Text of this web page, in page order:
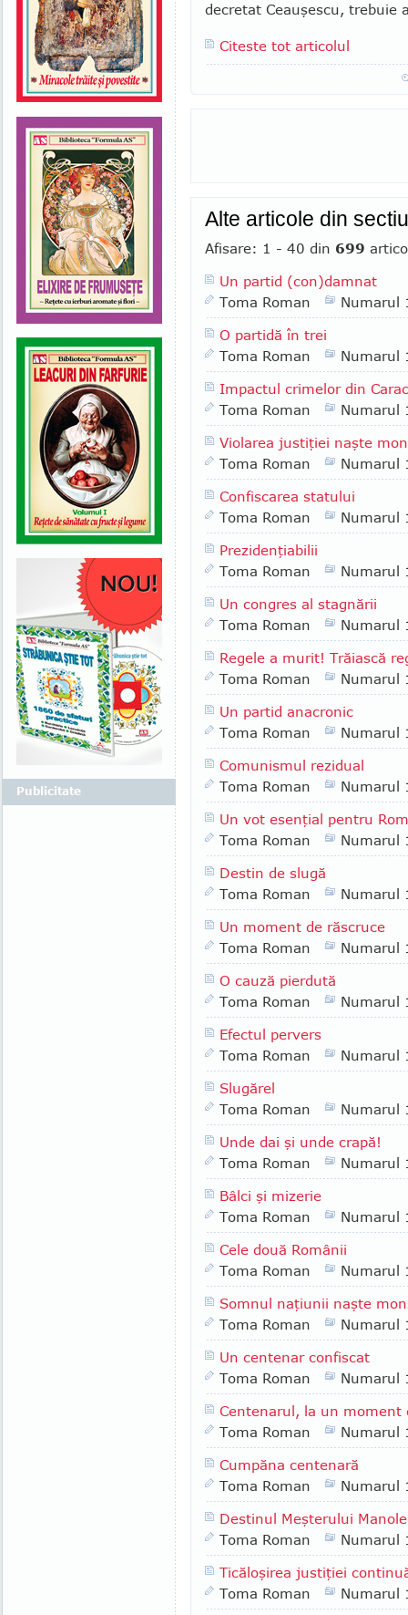
decretat Ceauşescu, trebuie
Citeste tot articolul
Alte articole din
Afisare: 1 - 40 din 699
Un partid (con)damnat
Toma Roman
Numarul
O partidă în trei
Toma Roman
Numarul
Impactul crimelor din
Toma Roman
Numarul
Violarea justiţiei naşte
Toma Roman
Numarul
Confiscarea statului
Toma Roman
Numarul
Prezidenţiabilii
Toma Roman
Numarul
Un congres al stagnării
Toma Roman
Numarul
Regele a murit! Trăiască
Toma Roman
Numarul
Un partid anacronic
Toma Roman
Numarul
Comunismul rezidual
Toma Roman
Numarul
Un vot esenţial pentru
Toma Roman
Numarul
Destin de slugă
Toma Roman
Numarul
Un moment de răscruce
Toma Roman
Numarul
O cauză pierdută
Toma Roman
Numarul
Efectul pervers
Toma Roman
Numarul
Slugărel
Toma Roman
Numarul
Unde dai şi unde crapă!
Toma Roman
Numarul
Bâlci şi mizerie
Toma Roman
Numarul
Cele două Românii
Toma Roman
Numarul
Somnul naţiunii naşte
Toma Roman
Numarul
Un centenar confiscat
Toma Roman
Numarul
Centenarul, la un moment
Toma Roman
Numarul
Cumpăna centenară
Toma Roman
Numarul
Destinul Meşterului Manole
Toma Roman
Numarul
Ticăloşirea justiţiei
Toma Roman
Numarul
Publicitate